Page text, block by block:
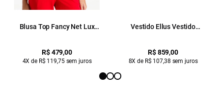
Blusa Top Fancy Net Lux
R$ 479,00
4X de R$ 119,75 sem juros
Vestido Ellus Vestido
R$ 859,00
8X de R$ 107,38 sem juros